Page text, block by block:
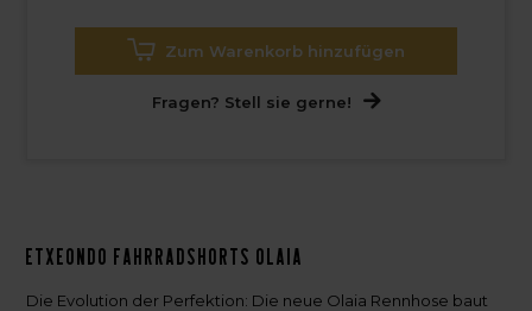
Zum Warenkorb hinzufügen
Fragen? Stell sie gerne!
Etxeondo Fahrradshorts Olaia
Die Evolution der Perfektion: Die neue Olaia Rennhose baut